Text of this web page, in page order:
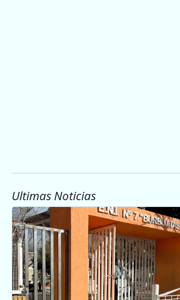
Ultimas Noticias